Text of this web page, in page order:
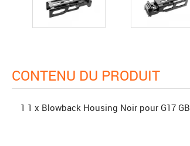
CONTENU DU PRODUIT
1 1 x Blowback Housing Noir pour G17